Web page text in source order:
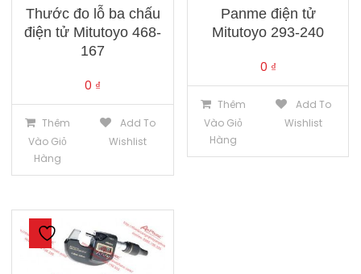
Thước đo lỗ ba chấu
điện tử Mitutoyo 468-
167
0 ₫
Thêm
Vào Giỏ
Hàng
Add To
Wishlist
Panme điện tử
Mitutoyo 293-240
0 ₫
Thêm
Vào Giỏ
Hàng
Add To
Wishlist